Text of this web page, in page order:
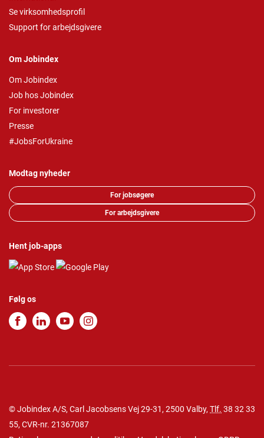
Se virksomhedsprofil
Support for arbejdsgivere
Om Jobindex
Om Jobindex
Job hos Jobindex
For investorer
Presse
#JobsForUkraine
Modtag nyheder
For jobsøgere
For arbejdsgivere
Hent job-apps
Følg os
© Jobindex A/S, Carl Jacobsens Vej 29-31, 2500 Valby, Tlf. 38 32 33
55, CVR-nr. 21367087